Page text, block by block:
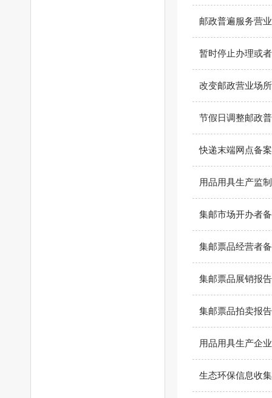
邮政普遍服务营
暂时停止办理或
改变邮政营业场
节假日调整邮政
快递末端网点备案
用品用具生产监
集邮市场开办者
集邮票品经营者
集邮票品展销报告
集邮票品拍卖报告
用品用具生产企
生态环保信息收集